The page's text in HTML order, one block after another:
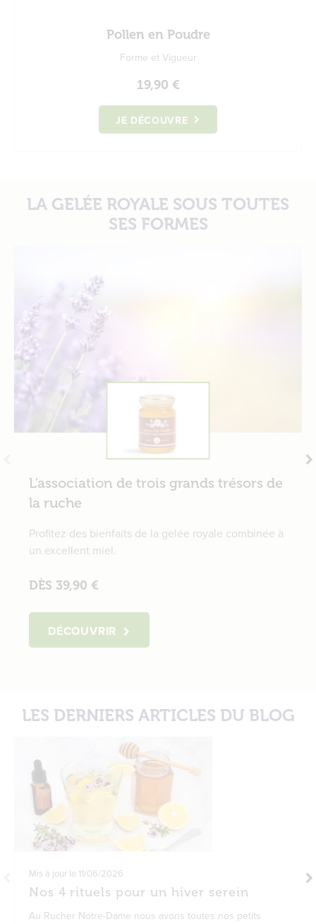
Pollen en Poudre
Forme et Vigueur
19,90 €
JE DÉCOUVRE
LA GELÉE ROYALE SOUS TOUTES
SES FORMES
L'association de trois grands trésors de
la ruche
Profitez des bienfaits de la gelée royale combinée à
un excellent miel.
DÈS 39,90 €
DÉCOUVRIR
LES DERNIERS ARTICLES DU BLOG
Mis à jour le 11/06/2026
Nos 4 rituels pour un hiver serein
Au Rucher Notre-Dame nous avons toutes nos petits